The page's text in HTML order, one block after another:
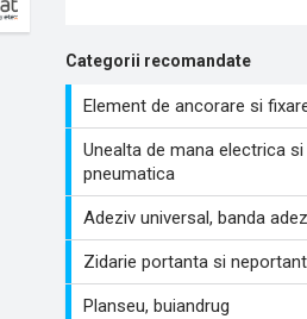
Categorii recomandate
Element de ancorare si
Unealta de mana electrica si
pneumatica
Adeziv universal, banda
Zidarie portanta si
Planseu, buiandrug